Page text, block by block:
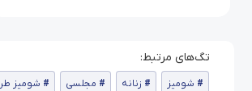
شومیز زنانه مجلسی شومیز